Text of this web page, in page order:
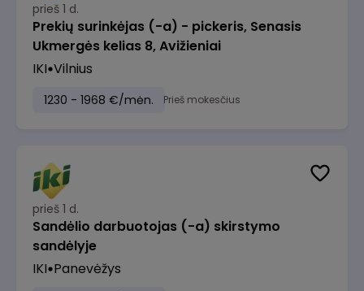
prieš 1 d.
Prekių surinkėjas (-a) - pickeris, Senasis
Ukmergės kelias 8, Avižieniai
IKI Vilnius
1230 - 1968 €/mėn. Prieš mokesčius
prieš 1 d.
Sandėlio darbuotojas (-a) skirstymo
sandėlyje
IKI Panevėžys